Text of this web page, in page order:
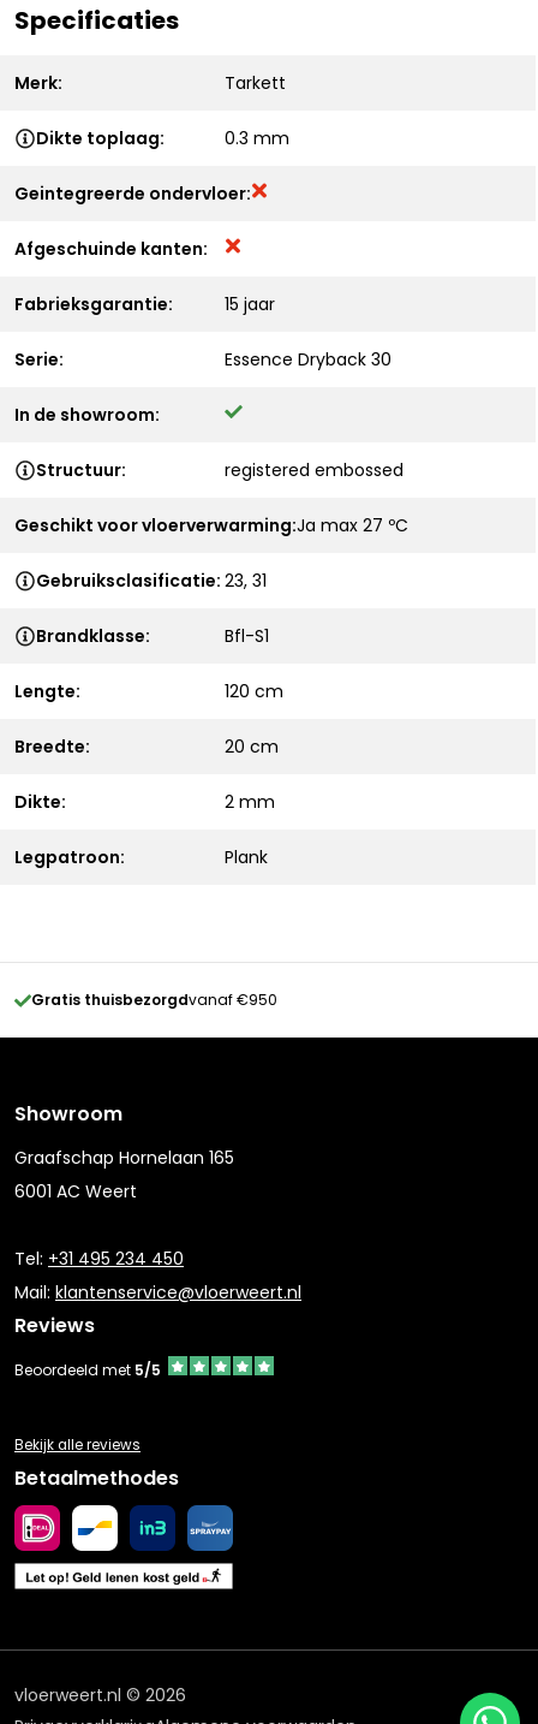
Specificaties
Merk: Tarkett
Dikte toplaag: 0.3 mm
Geintegreerde ondervloer:
Afgeschuinde kanten:
Fabrieksgarantie: 15 jaar
Serie: Essence Dryback 30
In de showroom:
Structuur: registered embossed
Geschikt voor vloerverwarming:Ja max 27 ºC
Gebruiksclasificatie: 23, 31
Brandklasse: Bfl-S1
Lengte: 120 cm
Breedte: 20 cm
Dikte: 2 mm
Legpatroon: Plank
Gratis thuisbezorgdvanaf €950
Showroom
Graafschap Hornelaan 165
6001 AC Weert
Tel: +31 495 234 450
Mail: klantenservice@vloerweert.nl
Reviews
Beoordeeld met 5/5
Bekijk alle reviews
Betaalmethodes
vloerweert.nl © 2026